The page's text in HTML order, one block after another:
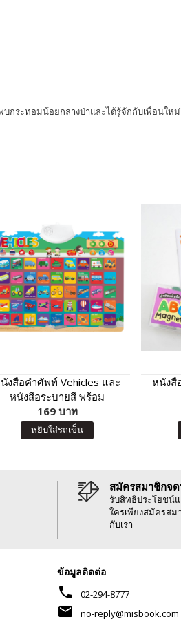
บกระท่อมน้อยกลางป่าและได้รู้จักกับเพื่อน
งสือคำศัพท์ Vehicles และ
หนังสือระบายสี พร้อม
ปสเตอร์ยานพาหนะพูดได้ กด
แล้วมีเสียง โปสเตอร์สำหรับ
เด็ก
169 บาท
หยิบใส่รถเข็น
หนังสื
สมัครสมาชิกจ
รับสิทธิประโยชน์
ใครเพียงสมัครส
กับเรา
ข้อมูลติดต่อ
phone 02-294-8777
mail no-reply@misbook.com